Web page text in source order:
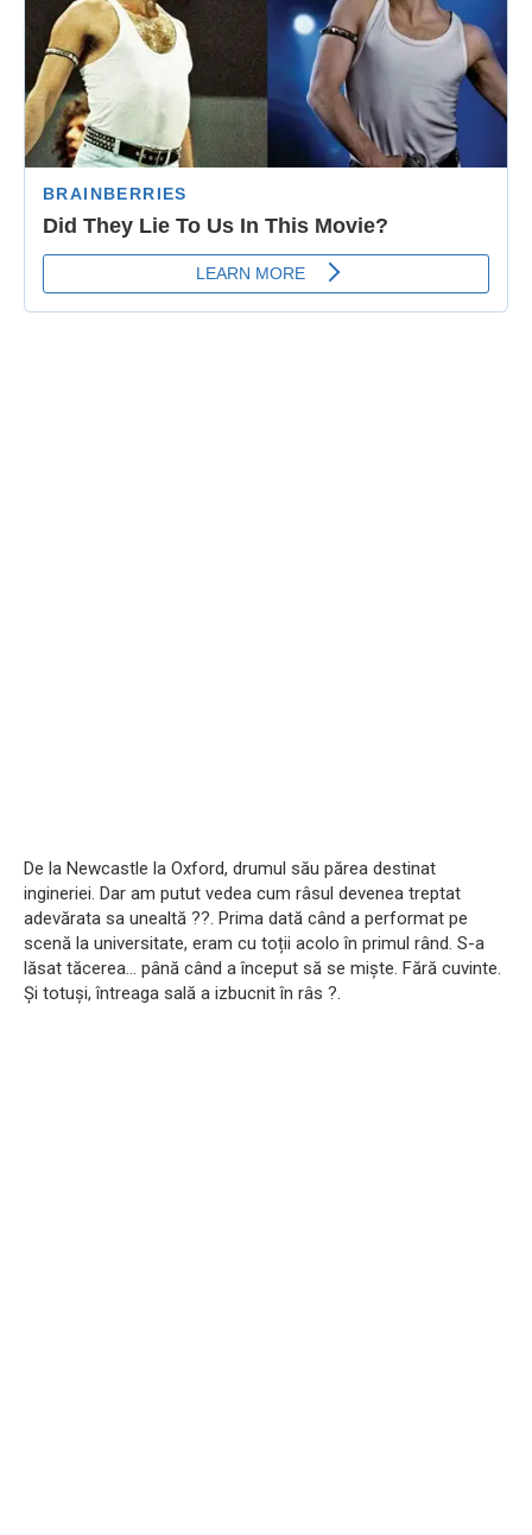
De la Newcastle la Oxford, drumul său părea destinat
ingineriei. Dar am putut vedea cum râsul devenea treptat
adevărata sa unealtă ?️?. Prima dată când a performat pe
scenă la universitate, eram cu toții acolo în primul rând. S-a
lăsat tăcerea… până când a început să se miște. Fără cuvinte.
Și totuși, întreaga sală a izbucnit în râs ?.